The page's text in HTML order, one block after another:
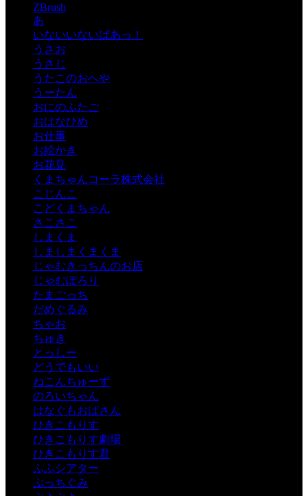
ZBrush
あ
いないいないばあっ！
うさお
うさじ
うたこのおへや
うーたん
おにのふたご
おはなひめ
お仕事
お絵かき
お花見
くまちゃんコーラ株式会社
こじんこ
こどくまちゃん
さこさこ
しまくま
しましまくまくま
じゃむきっちんのお店
じゃむぽろり
たまごっち
だめぐるみ
ちゃお
ちゅき
とっしー
どうでもいい
ねこんちゅーず
のろいちゃん
はなぐもおばさん
ひきこもりす
ひきこもりす劇場
ひきこもりす君
ふふシアター
ぷっちぐみ